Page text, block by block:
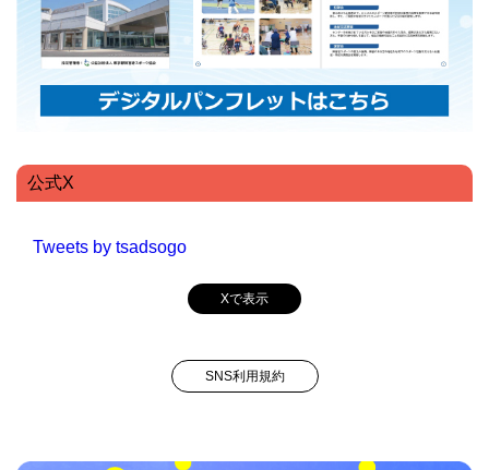
公式X
Tweets by tsadsogo
Xで表示
SNS利用規約